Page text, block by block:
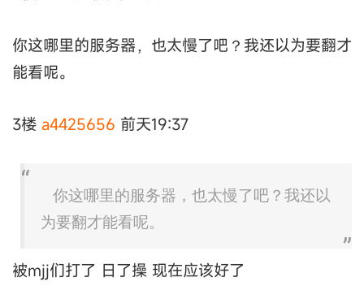
你这哪里的服务器，也太慢了吧？我还以为要翻才
能看呢。
3楼 a4425656 前天19:37
你这哪里的服务器，也太慢了吧？我还以
为要翻才能看呢。
被mjj们打了 日了操 现在应该好了